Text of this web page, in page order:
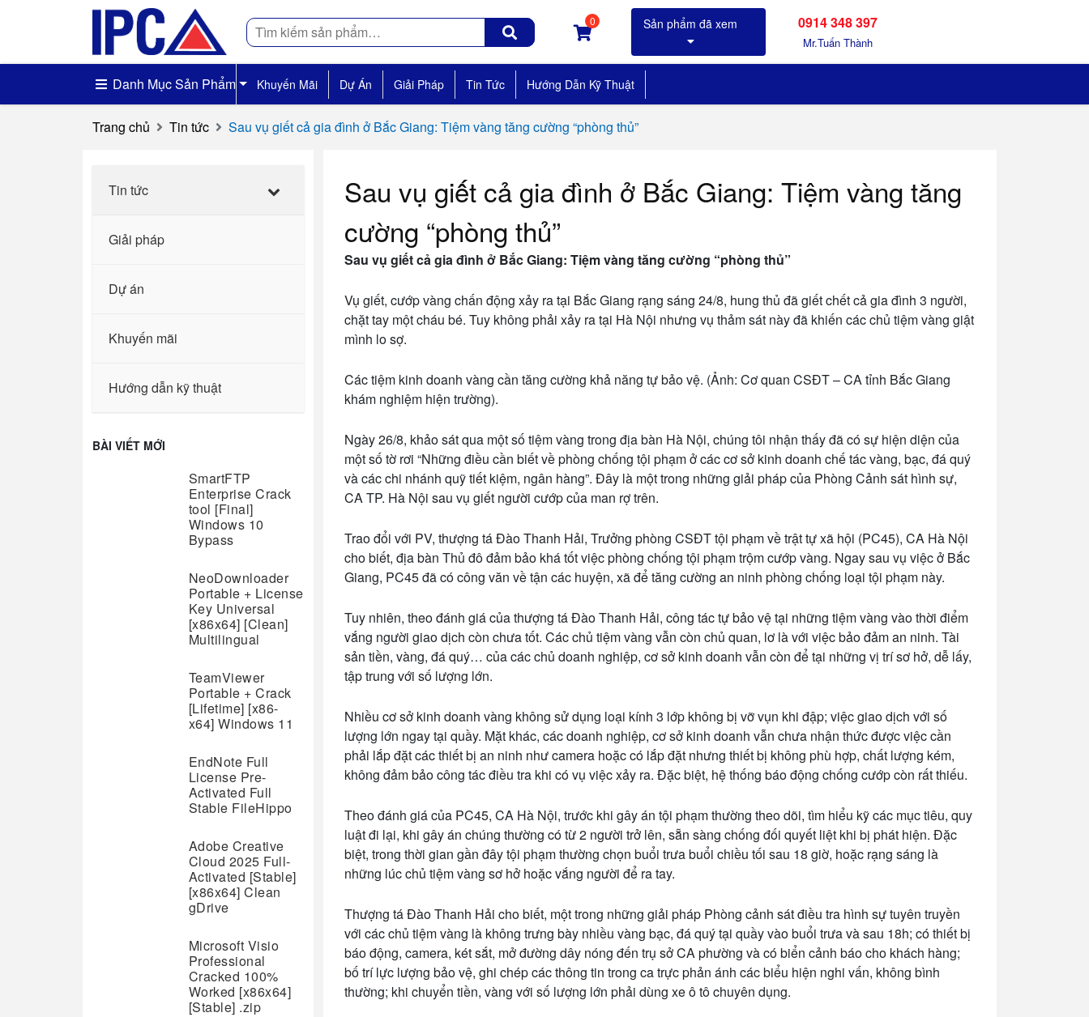
Tìm
kiếm
0 0914 348 397
Mr.Tuấn Thành
Danh Mục Sản Phẩm Khuyến Mãi Dự Án Giải Pháp Tin Tức Hướng Dẫn Kỹ Thuật
Trang chủ Tin tức Sau vụ giết cả gia đình ở Bắc Giang: Tiệm vàng tăng cường “phòng thủ”
Tin tức
Giải pháp
Dự án
Khuyến mãi
Hướng dẫn kỹ thuật
BÀI VIẾT MỚI
SmartFTP
Enterprise Crack
tool [Final]
Windows 10
Bypass
NeoDownloader
Portable + License
Key Universal
[x86x64] [Clean]
Multilingual
TeamViewer
Portable + Crack
[Lifetime] [x86-
x64] Windows 11
EndNote Full
License Pre-
Activated Full
Stable FileHippo
Adobe Creative
Cloud 2025 Full-
Activated [Stable]
[x86x64] Clean
gDrive
Microsoft Visio
Professional
Cracked 100%
Worked [x86x64]
[Stable] .zip
Sau vụ giết cả gia đình ở Bắc Giang: Tiệm vàng tăng
cường “phòng thủ”
Sau vụ giết cả gia đình ở Bắc Giang: Tiệm vàng tăng cường “phòng thủ”
Vụ giết, cướp vàng chấn động xảy ra tại Bắc Giang rạng sáng 24/8, hung thủ đã giết chết cả gia đình 3 người,
chặt tay một cháu bé. Tuy không phải xảy ra tại Hà Nội nhưng vụ thảm sát này đã khiến các chủ tiệm vàng giật
mình lo sợ.
Các tiệm kinh doanh vàng cần tăng cường khả năng tự bảo vệ. (Ảnh: Cơ quan CSĐT – CA tỉnh Bắc Giang
khám nghiệm hiện trường).
Ngày 26/8, khảo sát qua một số tiệm vàng trong địa bàn Hà Nội, chúng tôi nhận thấy đã có sự hiện diện của
một số tờ rơi “Những điều cần biết về phòng chống tội phạm ở các cơ sở kinh doanh chế tác vàng, bạc, đá quý
và các chi nhánh quỹ tiết kiệm, ngân hàng”. Đây là một trong những giải pháp của Phòng Cảnh sát hình sự,
CA TP. Hà Nội sau vụ giết người cướp của man rợ trên.
Trao đổi với PV, thượng tá Đào Thanh Hải, Trưởng phòng CSĐT tội phạm về trật tự xã hội (PC45), CA Hà Nội
cho biết, địa bàn Thủ đô đảm bảo khá tốt việc phòng chống tội phạm trộm cướp vàng. Ngay sau vụ việc ở Bắc
Giang, PC45 đã có công văn về tận các huyện, xã để tăng cường an ninh phòng chống loại tội phạm này.
Tuy nhiên, theo đánh giá của thượng tá Đào Thanh Hải, công tác tự bảo vệ tại những tiệm vàng vào thời điểm
vắng người giao dịch còn chưa tốt. Các chủ tiệm vàng vẫn còn chủ quan, lơ là với việc bảo đảm an ninh. Tài
sản tiền, vàng, đá quý… của các chủ doanh nghiệp, cơ sở kinh doanh vẫn còn để tại những vị trí sơ hở, dễ lấy,
tập trung với số lượng lớn.
Nhiều cơ sở kinh doanh vàng không sử dụng loại kính 3 lớp không bị vỡ vụn khi đập; việc giao dịch với số
lượng lớn ngay tại quầy. Mặt khác, các doanh nghiệp, cơ sở kinh doanh vẫn chưa nhận thức được việc cần
phải lắp đặt các thiết bị an ninh như camera hoặc có lắp đặt nhưng thiết bị không phù hợp, chất lượng kém,
không đảm bảo công tác điều tra khi có vụ việc xảy ra. Đặc biệt, hệ thống báo động chống cướp còn rất thiếu.
Theo đánh giá của PC45, CA Hà Nội, trước khi gây án tội phạm thường theo dõi, tìm hiểu kỹ các mục tiêu, quy
luật đi lại, khi gây án chúng thường có từ 2 người trở lên, sẵn sàng chống đối quyết liệt khi bị phát hiện. Đặc
biệt, trong thời gian gần đây tội phạm thường chọn buổi trưa buổi chiều tối sau 18 giờ, hoặc rạng sáng là
những lúc chủ tiệm vàng sơ hở hoặc vắng người để ra tay.
Thượng tá Đào Thanh Hải cho biết, một trong những giải pháp Phòng cảnh sát điều tra hình sự tuyên truyền
với các chủ tiệm vàng là không trưng bày nhiều vàng bạc, đá quý tại quầy vào buổi trưa và sau 18h; có thiết bị
báo động, camera, két sắt, mở đường dây nóng đến trụ sở CA phường và có biển cảnh báo cho khách hàng;
bố trí lực lượng bảo vệ, ghi chép các thông tin trong ca trực phản ánh các biểu hiện nghi vấn, không bình
thường; khi chuyển tiền, vàng với số lượng lớn phải dùng xe ô tô chuyên dụng.